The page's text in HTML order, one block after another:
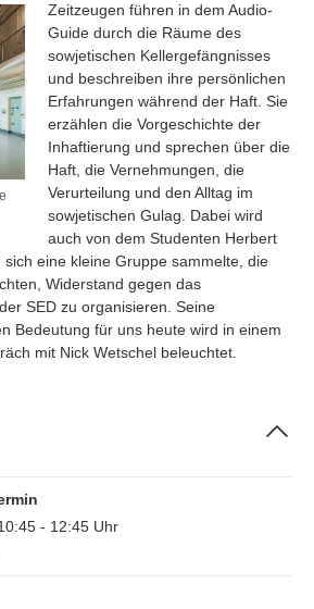
Zeitzeugen führen in dem Audio-
Guide durch die Räume des
sowjetischen Kellergefängnisses
und beschreiben ihre persönlichen
Erfahrungen während der Haft. Sie
erzählen die Vorgeschichte der
Inhaftierung und sprechen über die
Haft, die Vernehmungen, die
Verurteilung und den Alltag im
sowjetischen Gulag. Dabei wird
auch von dem Studenten Herbert
eine kleine Gruppe sammelte, die
Widerstand gegen das
SED zu organisieren. Seine
Bedeutung für uns heute wird in einem
mit Nick Wetschel beleuchtet.
- 12:45 Uhr